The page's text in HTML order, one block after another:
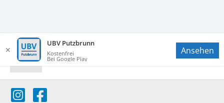
Inhalt
springen
UBV Putzbrunn
✕
UBV Putzbrunn
Kostenfrei
Bei Google Play
Ansehen